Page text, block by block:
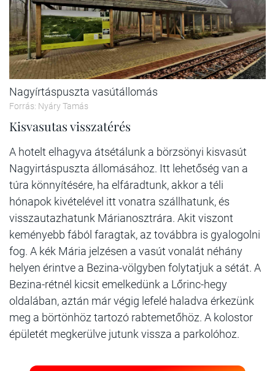
Nagyírtáspuszta vasútállomás
Forrás: Nyáry Tamás
Kisvasutas visszatérés
A hotelt elhagyva átsétálunk a börzsönyi kisvasút
Nagyirtáspuszta állomásához. Itt lehetőség van a
túra könnyítésére, ha elfáradtunk, akkor a téli
hónapok kivételével itt vonatra szállhatunk, és
visszautazhatunk Márianosztrára. Akit viszont
keményebb fából faragtak, az továbbra is gyalogolni
fog. A kék Mária jelzésen a vasút vonalát néhány
helyen érintve a Bezina-völgyben folytatjuk a sétát. A
Bezina-rétnél kicsit emelkedünk a Lőrinc-hegy
oldalában, aztán már végig lefelé haladva érkezünk
meg a börtönhöz tartozó rabtemetőhöz. A kolostor
épületét megkerülve jutunk vissza a parkolóhoz.